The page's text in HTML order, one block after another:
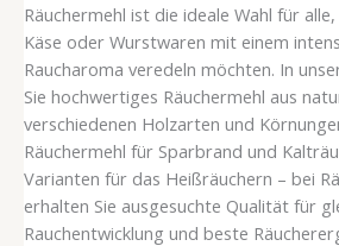
Räuchermehl ist die ideale Wahl für alle,
Käse oder Wurstwaren mit einem
Raucharoma veredeln möchten. In
Sie hochwertiges Räuchermehl aus
verschiedenen Holzarten und
Räuchermehl für Sparbrand und
Varianten für das Heißräuchern – bei
erhalten Sie ausgesuchte Qualität für
Rauchentwicklung und beste